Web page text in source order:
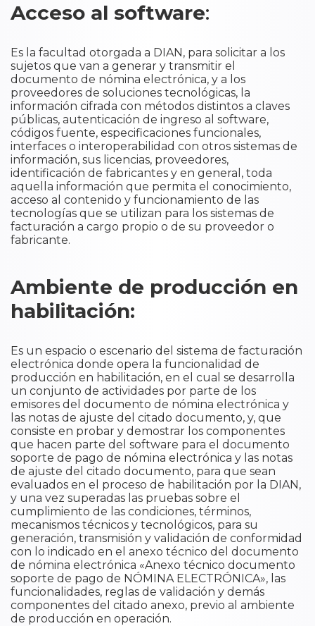
Acceso al software:
Es la facultad otorgada a DIAN, para solicitar a los
sujetos que van a generar y transmitir el
documento de nómina electrónica, y a los
proveedores de soluciones tecnológicas, la
información cifrada con métodos distintos a claves
públicas, autenticación de ingreso al software,
códigos fuente, especificaciones funcionales,
interfaces o interoperabilidad con otros sistemas de
información, sus licencias, proveedores,
identificación de fabricantes y en general, toda
aquella información que permita el conocimiento,
acceso al contenido y funcionamiento de las
tecnologías que se utilizan para los sistemas de
facturación a cargo propio o de su proveedor o
fabricante.
Ambiente de producción en
habilitación:
Es un espacio o escenario del sistema de facturación
electrónica donde opera la funcionalidad de
producción en habilitación, en el cual se desarrolla
un conjunto de actividades por parte de los
emisores del documento de nómina electrónica y
las notas de ajuste del citado documento, y, que
consiste en probar y demostrar los componentes
que hacen parte del software para el documento
soporte de pago de nómina electrónica y las notas
de ajuste del citado documento, para que sean
evaluados en el proceso de habilitación por la DIAN,
y una vez superadas las pruebas sobre el
cumplimiento de las condiciones, términos,
mecanismos técnicos y tecnológicos, para su
generación, transmisión y validación de conformidad
con lo indicado en el anexo técnico del documento
de nómina electrónica «Anexo técnico documento
soporte de pago de NÓMINA ELECTRÓNICA», las
funcionalidades, reglas de validación y demás
componentes del citado anexo, previo al ambiente
de producción en operación.